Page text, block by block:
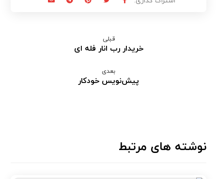
قبلی
خریدار رب انار فله ای
بعدی
پیش‌نویس خودکار
نوشته های مرتبط